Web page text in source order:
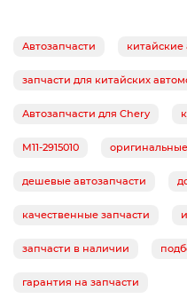
Автозапчасти китайские
запчасти для китайских
Автозапчасти для Chery
M11-2915010
дешевые автозапчасти
качественные запчасти
запчасти в наличии
гарантия на запчасти